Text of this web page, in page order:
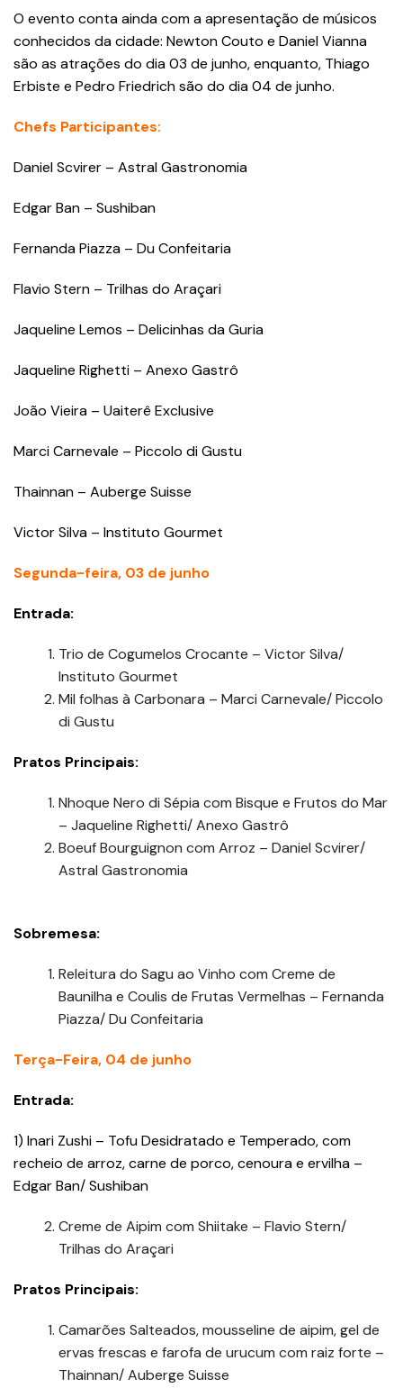
O evento conta ainda com a apresentação de músicos
conhecidos da cidade: Newton Couto e Daniel Vianna
são as atrações do dia 03 de junho, enquanto, Thiago
Erbiste e Pedro Friedrich são do dia 04 de junho.
Chefs Participantes:
Daniel Scvirer – Astral Gastronomia
Edgar Ban – Sushiban
Fernanda Piazza – Du Confeitaria
Flavio Stern – Trilhas do Araçari
Jaqueline Lemos – Delicinhas da Guria
Jaqueline Righetti – Anexo Gastrô
João Vieira – Uaiterê Exclusive
Marci Carnevale – Piccolo di Gustu
Thainnan – Auberge Suisse
Victor Silva – Instituto Gourmet
Segunda-feira, 03 de junho
Entrada:
Trio de Cogumelos Crocante – Victor Silva/
Instituto Gourmet
Mil folhas à Carbonara – Marci Carnevale/ Piccolo
di Gustu
Pratos Principais:
Nhoque Nero di Sépia com Bisque e Frutos do Mar
– Jaqueline Righetti/ Anexo Gastrô
Boeuf Bourguignon com Arroz – Daniel Scvirer/
Astral Gastronomia
Sobremesa:
Releitura do Sagu ao Vinho com Creme de
Baunilha e Coulis de Frutas Vermelhas – Fernanda
Piazza/ Du Confeitaria
Terça-Feira, 04 de junho
Entrada:
1) Inari Zushi – Tofu Desidratado e Temperado, com
recheio de arroz, carne de porco, cenoura e ervilha –
Edgar Ban/ Sushiban
Creme de Aipim com Shiitake – Flavio Stern/
Trilhas do Araçari
Pratos Principais:
Camarões Salteados, mousseline de aipim, gel de
ervas frescas e farofa de urucum com raiz forte –
Thainnan/ Auberge Suisse